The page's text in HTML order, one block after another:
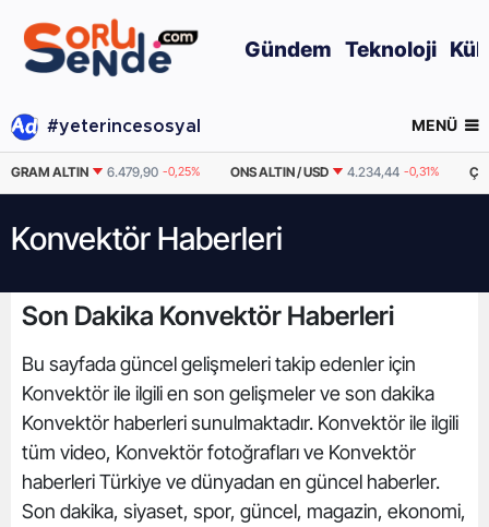
Gündem Teknoloji
#yeterincesosyal MENÜ
GRAM ALTIN 6.479,90 -0,25% ONS ALTIN / USD 4.234,44 -0,31%
Konvektör Haberleri
Son Dakika Konvektör Haberleri
Bu sayfada güncel gelişmeleri takip edenler için
Konvektör ile ilgili en son gelişmeler ve son dakika
Konvektör haberleri sunulmaktadır. Konvektör ile ilgili
tüm video, Konvektör fotoğrafları ve Konvektör
haberleri Türkiye ve dünyadan en güncel haberler.
Son dakika, siyaset, spor, güncel, magazin, ekonomi,